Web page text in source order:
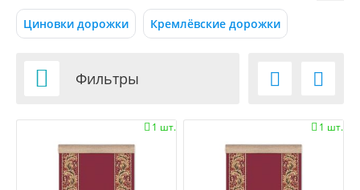
Р – Р
1100 105985
0.6x2.5
Циновки дорожки Кремлёвские дорожки
 Фильтры  
1 шт.
 1 шт.
